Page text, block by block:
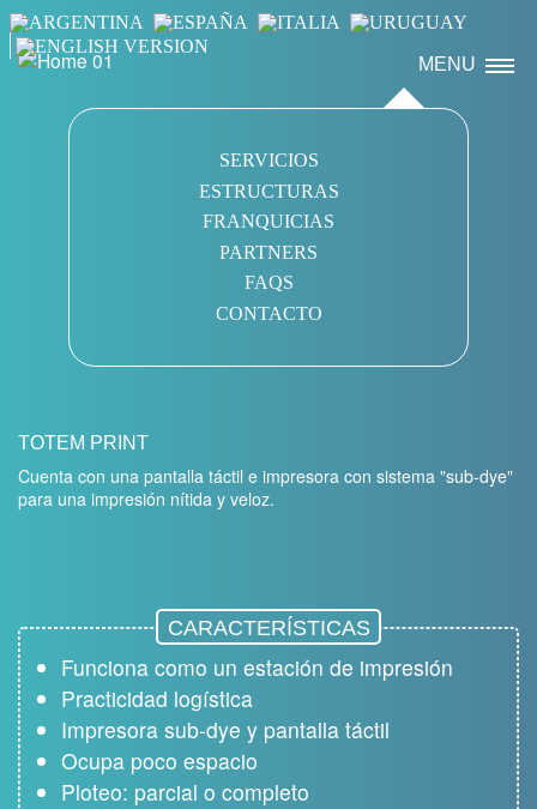
MENU
SERVICIOS
ESTRUCTURAS
FRANQUICIAS
PARTNERS
FAQS
CONTACTO
TOTEM PRINT
Cuenta con una pantalla táctil e impresora con sistema "sub-dye"
para una impresión nítida y veloz.
Previous Slide
CARACTERÍSTICAS
Funciona como un estación de impresión
Practicidad logística
Impresora sub-dye y pantalla táctil
Ocupa poco espacio
Ploteo: parcial o completo